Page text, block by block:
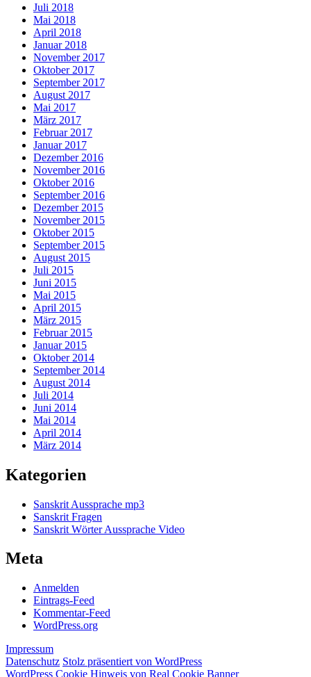
Juli 2018
Mai 2018
April 2018
Januar 2018
November 2017
Oktober 2017
September 2017
August 2017
Mai 2017
März 2017
Februar 2017
Januar 2017
Dezember 2016
November 2016
Oktober 2016
September 2016
Dezember 2015
November 2015
Oktober 2015
September 2015
August 2015
Juli 2015
Juni 2015
Mai 2015
April 2015
März 2015
Februar 2015
Januar 2015
Oktober 2014
September 2014
August 2014
Juli 2014
Juni 2014
Mai 2014
April 2014
März 2014
Kategorien
Sanskrit Aussprache mp3
Sanskrit Fragen
Sanskrit Wörter Aussprache Video
Meta
Anmelden
Eintrags-Feed
Kommentar-Feed
WordPress.org
Impressum
Datenschutz Stolz präsentiert von WordPress
WordPress Cookie Hinweis von Real Cookie Banner